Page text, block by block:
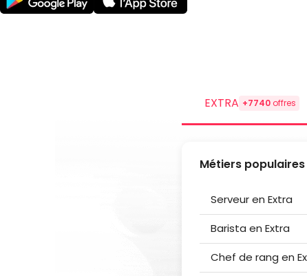
EXTRA +7740 offres
Métiers populaires
Serveur en Extra
Barista en Extra
Chef de rang en